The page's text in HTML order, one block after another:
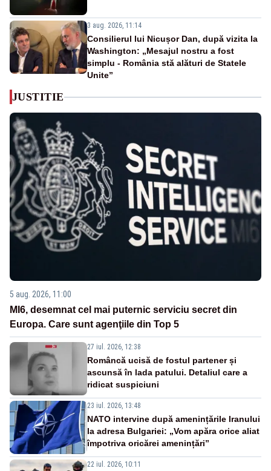
3 aug. 2026, 11:14
Consilierul lui Nicușor Dan, după vizita la
Washington: „Mesajul nostru a fost
simplu - România stă alături de Statele
Unite”
JUSTITIE
5 aug. 2026, 11:00
MI6, desemnat cel mai puternic serviciu secret din
Europa. Care sunt agenţiile din Top 5
27 iul. 2026, 12:38
Româncă ucisă de fostul partener și
ascunsă în lada patului. Detaliul care a
ridicat suspiciuni
23 iul. 2026, 13:48
NATO intervine după amenințările Iranului
la adresa Bulgariei: „Vom apăra orice aliat
împotriva oricărei amenințări”
22 iul. 2026, 10:11